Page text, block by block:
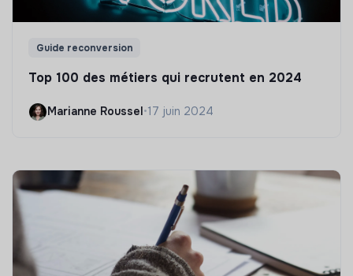
Guide reconversion
Top 100 des métiers qui recrutent en 2024
Marianne Roussel•17 juin 2024